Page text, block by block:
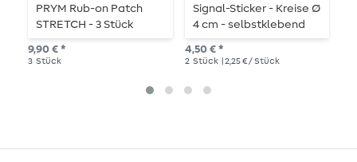
PRYM Rub-on Patch
STRETCH - 3 Stück
9,90 € *
3 Stück
Signal-Sticker - Kreise Ø
4 cm - selbstklebend
4,50 € *
2 Stück | 2,25 € / Stück